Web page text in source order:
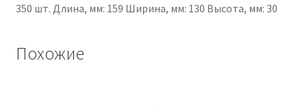
350 шт. Длина, мм: 159 Ширина, мм: 130 Высота, мм: 30
Похожие